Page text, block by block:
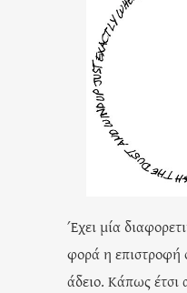
Έχει μία
φορά η επιστροφή
άδειο. Κάπως έτσι